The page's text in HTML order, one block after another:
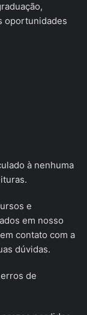
oportunidades
à nenhuma
e
em nosso
contato com a
dúvidas.
de